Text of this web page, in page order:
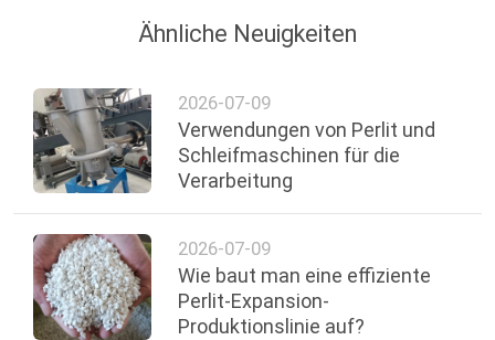
Ähnliche Neuigkeiten
2026-07-09
Verwendungen von Perlit und
Schleifmaschinen für die
Verarbeitung
2026-07-09
Wie baut man eine effiziente
Perlit-Expansion-
Produktionslinie auf?